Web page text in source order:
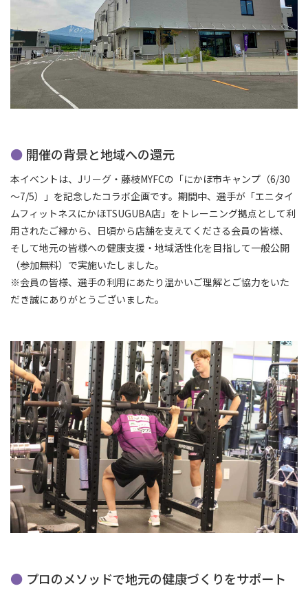
開催の背景と地域への還元
本イベントは、Jリーグ・藤枝MYFCの「にかほ市キャンプ（6/30
～7/5）」を記念したコラボ企画です。期間中、選手が「エニタイ
ムフィットネスにかほTSUGUBA店」をトレーニング拠点として利
用されたご縁から、日頃から店舗を支えてくださる会員の皆様、
そして地元の皆様への健康支援・地域活性化を目指して一般公開
（参加無料）で実施いたしました。
※会員の皆様、選手の利用にあたり温かいご理解とご協力をいた
だき誠にありがとうございました。
プロのメソッドで地元の健康づくりをサポート